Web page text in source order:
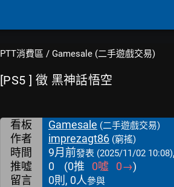
PTT消費區 / Gamesale (二手遊戲交易)
[PS5 ] 徵 黑神話悟空
看板 Gamesale (二手遊戲交易)
作者 imprezagt86 (窮搖)
時間 9月前發表 (2025/11/02 10:08)
推噓
0 (0推 0噓 0→)
留言
0則, 0人參與